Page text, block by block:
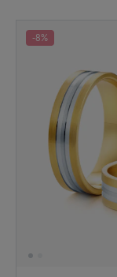
-8%